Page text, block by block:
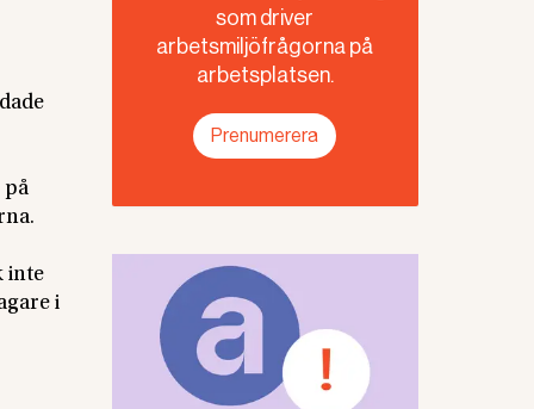
på
inte
i
som driver
arbetsmiljöfrågorna på
arbetsplatsen.
Prenumerera